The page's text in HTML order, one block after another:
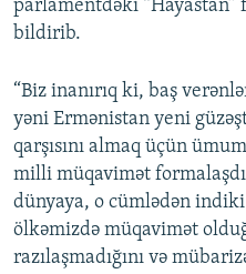
parlamentdəki “Hayastan”
bildirib.
“Biz inanırıq ki, baş
yəni Ermənistan yeni
qarşısını almaq üçün
milli müqavimət
dünyaya, o cümlədən
ölkəmizdə müqavimət
razılaşmadığını və